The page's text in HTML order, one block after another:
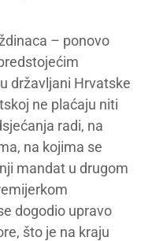
– ponovo
državljani Hrvatske
ne plaćaju niti
radi, na
na kojima se
mandat u drugom
dogodio upravo
što je na kraju